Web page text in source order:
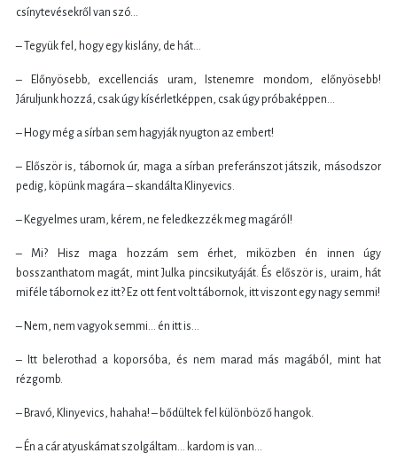
csínytevésekről van szó…
– Tegyük fel, hogy egy kislány, de hát…
– Előnyösebb, excellenciás uram, Istenemre mondom, előnyösebb!
Járuljunk hozzá, csak úgy kísérletképpen, csak úgy próbaképpen…
– Hogy még a sírban sem hagyják nyugton az embert!
– Először is, tábornok úr, maga a sírban preferánszot játszik, másodszor
pedig, köpünk magára – skandálta Klinyevics.
– Kegyelmes uram, kérem, ne feledkezzék meg magáról!
– Mi? Hisz maga hozzám sem érhet, miközben én innen úgy
bosszanthatom magát, mint Julka pincsikutyáját. És először is, uraim, hát
miféle tábornok ez itt? Ez ott fent volt tábornok, itt viszont egy nagy semmi!
– Nem, nem vagyok semmi… én itt is…
– Itt belerothad a koporsóba, és nem marad más magából, mint hat
rézgomb.
– Bravó, Klinyevics, hahaha! – bődültek fel különböző hangok.
– Én a cár atyuskámat szolgáltam… kardom is van…